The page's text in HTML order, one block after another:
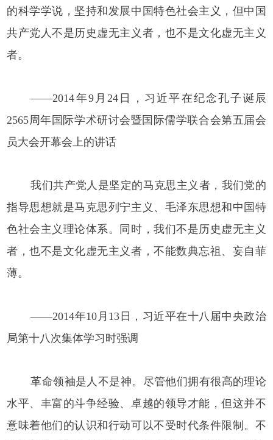
的科学学说，坚持和发展中国特色社会主义，但中国
共产党人不是历史虚无主义者，也不是文化虚无主义
者。
——2014年9月24日，习近平在纪念孔子诞辰
2565周年国际学术研讨会暨国际儒学联合会第五届会
员大会开幕会上的讲话
我们共产党人是坚定的马克思主义者，我们党的
指导思想就是马克思列宁主义、毛泽东思想和中国特
色社会主义理论体系。同时，我们不是历史虚无主义
者，也不是文化虚无主义者，不能数典忘祖、妄自菲
薄。
——2014年10月13日，习近平在十八届中央政治
局第十八次集体学习时强调
革命领袖是人不是神。尽管他们拥有很高的理论
水平、丰富的斗争经验、卓越的领导才能，但这并不
意味着他们的认识和行动可以不受时代条件限制。不